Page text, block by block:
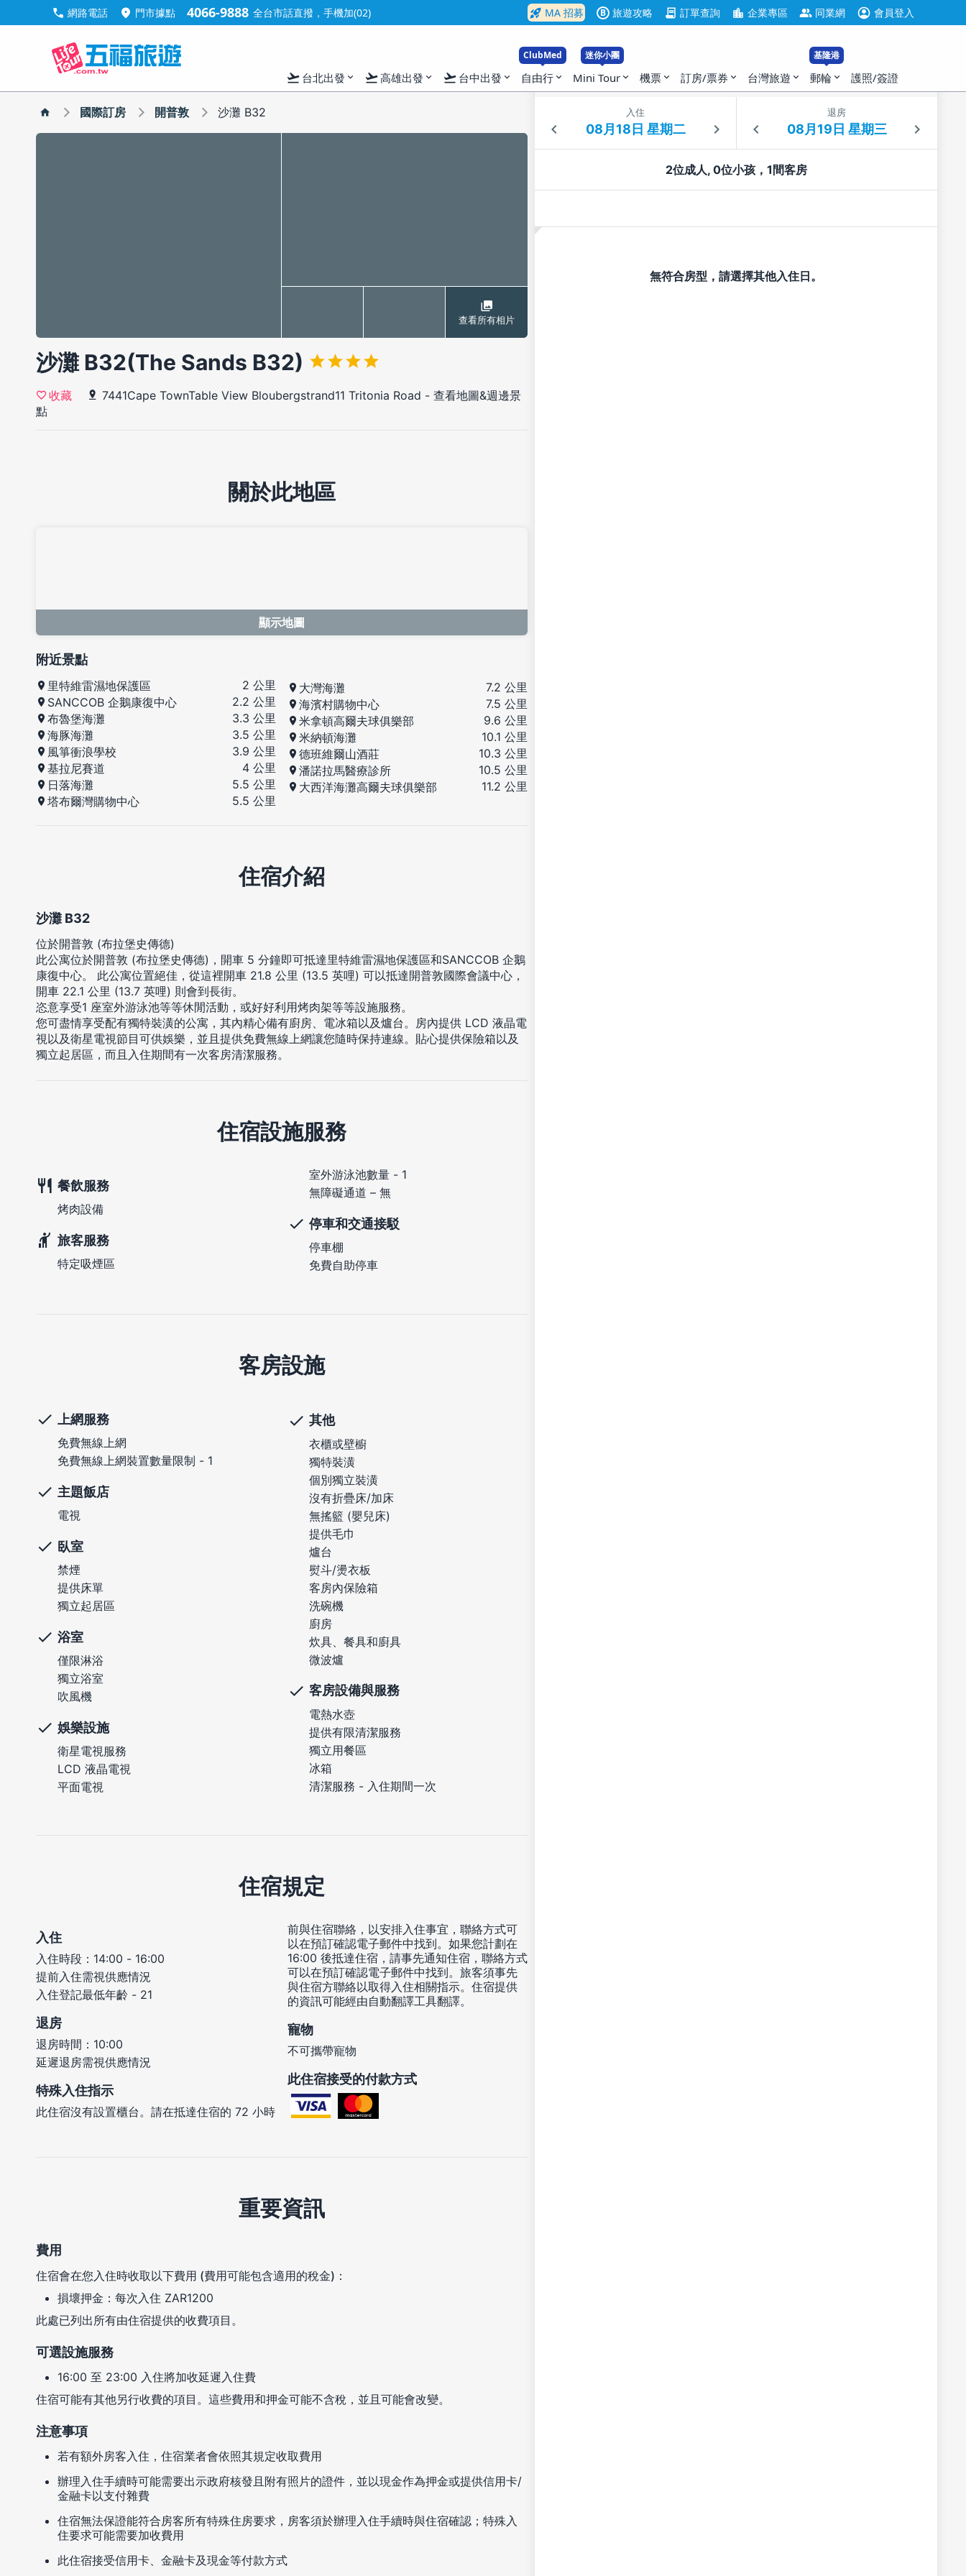
call 網路電話 location_on 門市據點 4066-9888 全台市話直撥，手機加(02) rocket_launch MA 招募 B 旅遊攻略 contract 訂單查詢 location_city 企業專區 group 同業網 account_circle 會員登入
flight_takeoff 台北出發 expand_more flight_takeoff高雄出發 expand_more flight_takeoff 台中出發 expand_more
ClubMed
自由行 expand_more
迷你小團
Mini Tour expand_more 機票 expand_more 訂房/票券 expand_more 台灣旅遊 expand_more
基隆港
郵輪 expand_more 護照/簽證
國際訂房 開普敦 沙灘 B32
查看所有相片
沙灘 B32(The Sands B32)
收藏 7441Cape TownTable View Bloubergstrand11 Tritonia Road - 查看地圖&週邊景
點
入住 退房
2位成人, 0位小孩，1間客房
無符合房型，請選擇其他入住日。
關於此地區
顯示地圖
附近景點
里特維雷濕地保護區
2 公里
SANCCOB 企鵝康復中心
2.2 公里
布魯堡海灘
3.3 公里
海豚海灘
3.5 公里
風箏衝浪學校
3.9 公里
基拉尼賽道
4 公里
日落海灘
5.5 公里
塔布爾灣購物中心
5.5 公里
大灣海灘
7.2 公里
海濱村購物中心
7.5 公里
米拿頓高爾夫球俱樂部
9.6 公里
米納頓海灘
10.1 公里
德班維爾山酒莊
10.3 公里
潘諾拉馬醫療診所
10.5 公里
大西洋海灘高爾夫球俱樂部
11.2 公里
住宿介紹
沙灘 B32
位於開普敦 (布拉堡史傳德)
此公寓位於開普敦 (布拉堡史傳德)，開車 5 分鐘即可抵達里特維雷濕地保護區和SANCCOB 企鵝
康復中心。 此公寓位置絕佳，從這裡開車 21.8 公里 (13.5 英哩) 可以抵達開普敦國際會議中心，
開車 22.1 公里 (13.7 英哩) 則會到長街。
恣意享受1 座室外游泳池等等休閒活動，或好好利用烤肉架等等設施服務。
您可盡情享受配有獨特裝潢的公寓，其內精心備有廚房、電冰箱以及爐台。房內提供 LCD 液晶電
視以及衛星電視節目可供娛樂，並且提供免費無線上網讓您隨時保持連線。貼心提供保險箱以及
獨立起居區，而且入住期間有一次客房清潔服務。
住宿設施服務
餐飲服務
烤肉設備
旅客服務
特定吸煙區
室外游泳池數量 - 1
無障礙通道 – 無
停車和交通接駁
停車棚
免費自助停車
客房設施
上網服務
免費無線上網
免費無線上網裝置數量限制 - 1
主題飯店
電視
臥室
禁煙
提供床單
獨立起居區
浴室
僅限淋浴
獨立浴室
吹風機
娛樂設施
衛星電視服務
LCD 液晶電視
平面電視
其他
衣櫃或壁櫥
獨特裝潢
個別獨立裝潢
沒有折疊床/加床
無搖籃 (嬰兒床)
提供毛巾
爐台
熨斗/燙衣板
客房內保險箱
洗碗機
廚房
炊具、餐具和廚具
微波爐
客房設備與服務
電熱水壺
提供有限清潔服務
獨立用餐區
冰箱
清潔服務 - 入住期間一次
住宿規定
入住
入住時段：14:00 - 16:00
提前入住需視供應情況
入住登記最低年齡 - 21
退房
退房時間：10:00
延遲退房需視供應情況
特殊入住指示
此住宿沒有設置櫃台。請在抵達住宿的 72 小時
前與住宿聯絡，以安排入住事宜，聯絡方式可
以在預訂確認電子郵件中找到。如果您計劃在
16:00 後抵達住宿，請事先通知住宿，聯絡方式
可以在預訂確認電子郵件中找到。旅客須事先
與住宿方聯絡以取得入住相關指示。住宿提供
的資訊可能經由自動翻譯工具翻譯。
寵物
不可攜帶寵物
此住宿接受的付款方式
重要資訊
費用
住宿會在您入住時收取以下費用 (費用可能包含適用的稅金)：
損壞押金：每次入住 ZAR1200
此處已列出所有由住宿提供的收費項目。
可選設施服務
16:00 至 23:00 入住將加收延遲入住費
住宿可能有其他另行收費的項目。這些費用和押金可能不含稅，並且可能會改變。
注意事項
若有額外房客入住，住宿業者會依照其規定收取費用
辦理入住手續時可能需要出示政府核發且附有照片的證件，並以現金作為押金或提供信用卡/
金融卡以支付雜費
住宿無法保證能符合房客所有特殊住房要求，房客須於辦理入住手續時與住宿確認；特殊入
住要求可能需要加收費用
此住宿接受信用卡、金融卡及現金等付款方式